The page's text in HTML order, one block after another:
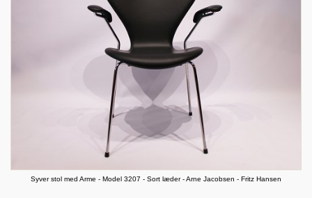
Syver stol med Arme - Model 3207 - Sort læder - Arne Jacobsen - Fritz Hansen